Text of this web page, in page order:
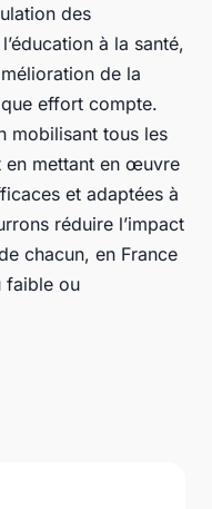
des
à la santé,
de la
effort compte.
mobilisant tous les
en mettant en œuvre
et adaptées à
réduire l’impact
chacun, en France
faible ou